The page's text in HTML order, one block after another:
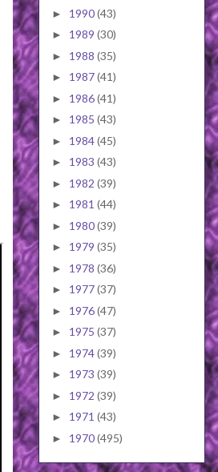
► 1990(43)
► 1989 (30)
► 1988 (35)
► 1987(41)
► 1986(41)
► 1985 (43)
► 1984(45)
► 1983 (43)
► 1982 (39)
► 1981 (44)
► 1980(39)
► 1979 (35)
► 1978 (36)
► 1977(37)
► 1976(47)
► 1975 (37)
► 1974(39)
► 1973 (39)
► 1972 (39)
► 1971 (43)
► 1970(495)